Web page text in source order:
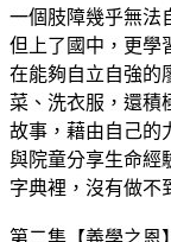
一個肢障幾乎無法
但上了國中，更學
在能夠自立自強的
菜、洗衣服，還積
故事，藉由自己的
與院童分享生命經
字典裡，沒有做不
第二集【義學之恩